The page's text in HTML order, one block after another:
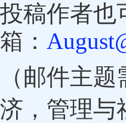
投稿作者也
箱：
（邮件主
济，管理与